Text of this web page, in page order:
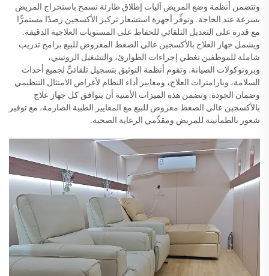
وتتضمن أنظمة وضع المريض آليات إطلاق طارئة تسمح باستخراج المريض
بسرعة عند الحاجة. وتوفِّر أجهزة استشعار تركيز الأكسجين رصدًا مستمرًّا
مع قدرة على التعديل التلقائي للحفاظ على المستويات العلاجية الدقيقة.
ويشمل جهاز العلاج بالأكسجين عالي الضغط المعروض للبيع برامج تدريب
شاملة للموظفين تغطي إجراءات الطوارئ، والتشغيل الروتيني،
وبروتوكولات الصيانة. وتقوم أنظمة التوثيق بتسجيل تلقائيٍّ لجميع أحداث
السلامة، وبارامترات العلاج، ومعايير أداء النظام لأغراض الامتثال التنظيمي
وضمان الجودة. وتضمن هذه الميزات الأمنية أن يتوافق كل جهاز علاج
بالأكسجين عالي الضغط معروض للبيع مع المعايير الطبية الصارمة، مع توفير
شعور بالطمأنينة للمريض ومقدِّمي الرعاية الصحية.